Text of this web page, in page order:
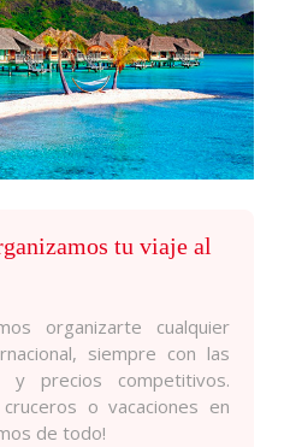
tu viaje al
organizarte cualquier
siempre con las
y precios competitivos.
cruceros o vacaciones en
de todo!